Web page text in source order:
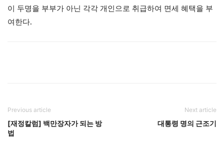
이 두명을 부부가 아닌 각각 개인으로 취급하여 면세 혜택을 부
여한다.
Previous article
[재정칼럼] 백만장자가 되는 방
법
Next article
대통령 명의 근조기